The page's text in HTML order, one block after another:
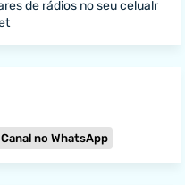
Canal no WhatsApp